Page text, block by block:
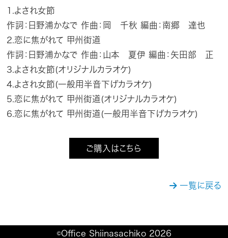
1.よされ女節
作詞：日野浦かなで 作曲：岡 千秋 編曲：南郷 達也
2.恋に焦がれて 甲州街道
作詞：日野浦かなで 作曲：山本 夏伊 編曲：矢田部 正
3.よされ女節(オリジナルカラオケ)
4.よされ女節(一般用半音下げカラオケ)
5.恋に焦がれて 甲州街道(オリジナルカラオケ)
6.恋に焦がれて 甲州街道(一般用半音下げカラオケ)
ご購入はこちら
一覧に戻る
©Office Shiinasachiko 2026